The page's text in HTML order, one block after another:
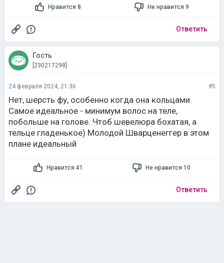
Нравится 8 Не нравится 9
Ответить
Гость
[230217298]
24 февраля 2024, 21:36 #5
Нет, шерсть фу, особенно когда она кольцами.
Самое идеальное - минимум волос на теле,
побольше на голове. Чтоб шевелюра бохатая, а
тельце гладенькое) Молодой Шварценеггер в этом
плане идеальный
Нравится 41 Не нравится 10
Ответить